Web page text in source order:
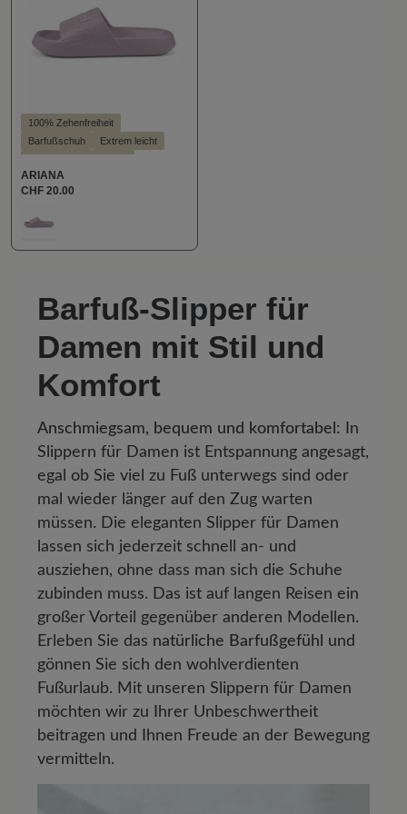
100% Zehenfreiheit
Barfußschuh
Extrem leicht
Leichter Einstieg
ARIANA
CHF 20.00
431
Barfuß-Slipper für
Damen mit Stil und
Komfort
Anschmiegsam, bequem und komfortabel : In
Slippern für Damen ist Entspannung angesagt,
egal ob Sie viel zu Fuß unterwegs sind oder
mal wieder länger auf den Zug warten
müssen. Die eleganten Slipper für Damen
lassen sich jederzeit schnell an- und
ausziehen, ohne dass man sich die Schuhe
zubinden muss. Das ist auf langen Reisen ein
großer Vorteil gegenüber anderen Modellen.
Erleben Sie das natürliche Barfußgefühl
und
gönnen Sie sich den wohlverdienten
Fußurlaub. Mit unseren Slippern für Damen
möchten wir zu Ihrer Unbeschwertheit
beitragen und Ihnen Freude an der Bewegung
vermitteln.